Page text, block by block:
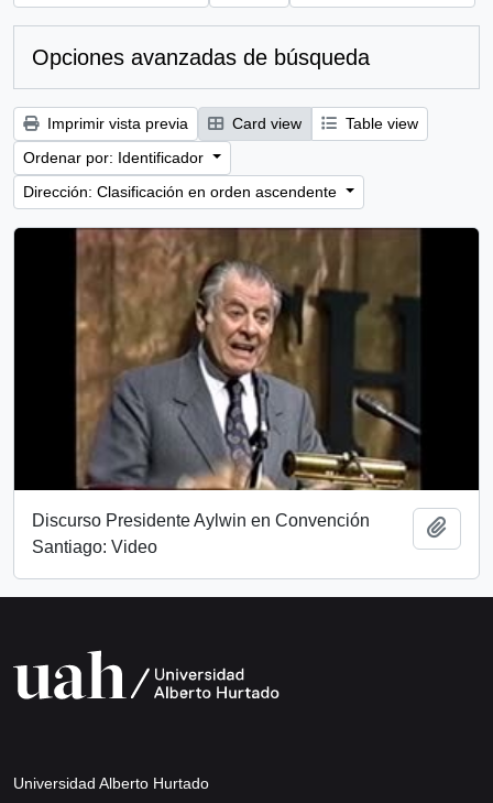
Opciones avanzadas de búsqueda
Imprimir vista previa Card view
Table view
Ordenar por: Identificador
Dirección: Clasificación en orden ascendente
Discurso Presidente Aylwin en Convención
Santiago: Video
Universidad Alberto Hurtado